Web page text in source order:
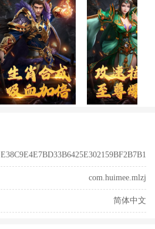
E38C9E4E7BD33B6425E302159BF2B7B1
com.huimee.mlzj
简体中文